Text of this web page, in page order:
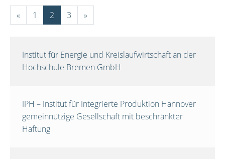
« 1 2 3 »
Institut für Energie und Kreislaufwirtschaft an der
Hochschule Bremen GmbH
IPH – Institut für Integrierte Produktion Hannover
gemeinnützige Gesellschaft mit beschränkter
Haftung